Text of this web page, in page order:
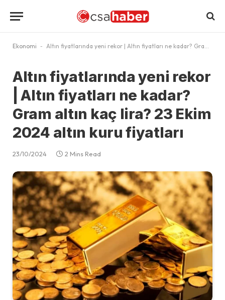
Ekonomi - Altın fiyatlarında yeni rekor | Altın fiyatları ne kadar? Gram altın kaç lira? 23 Ekim 2024 altın kuru fiyatları
Altın fiyatlarında yeni rekor
| Altın fiyatları ne kadar?
Gram altın kaç lira? 23 Ekim
2024 altın kuru fiyatları
23/10/2024 2 Mins Read